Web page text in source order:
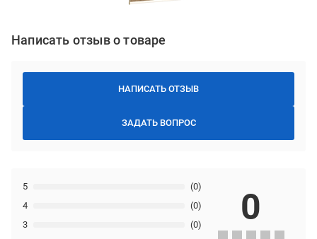
Написать отзыв о товаре
НАПИСАТЬ ОТЗЫВ
ЗАДАТЬ ВОПРОС
3 (0)
4 (0)
5 (0)
0